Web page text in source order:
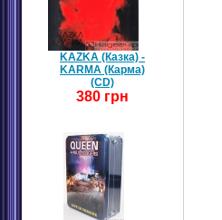
KAZKA (Казка) -
KARMA (Карма)
(CD)
380 грн